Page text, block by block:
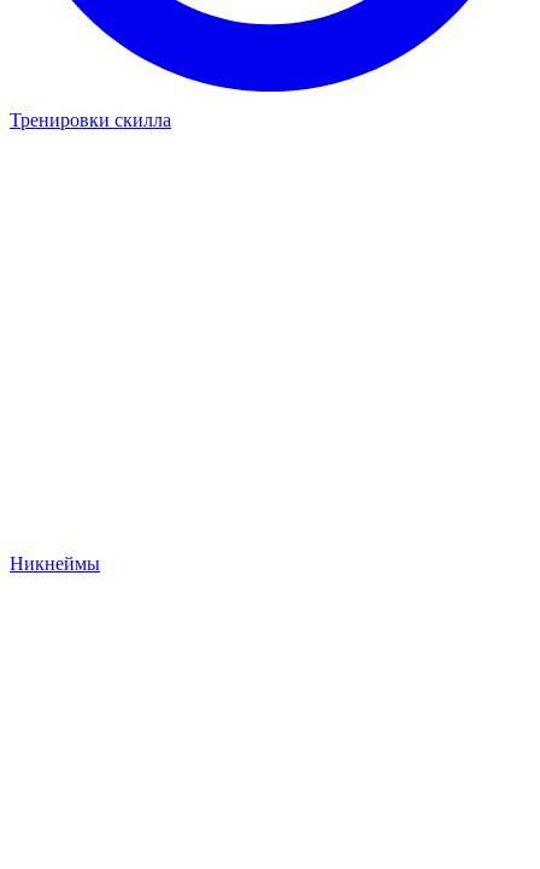
Тренировки скилла
Никнеймы